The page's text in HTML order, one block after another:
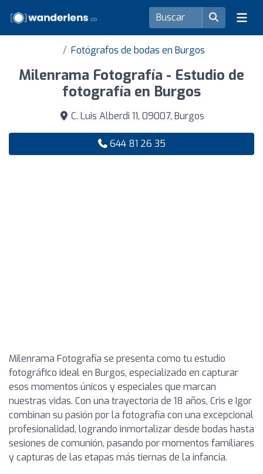
Fotógrafos de bodas en Burgos
Milenrama Fotografía - Estudio de
fotografía en Burgos
C. Luis Alberdi 11, 09007, Burgos
644 81 26 35
Milenrama Fotografía se presenta como tu estudio
fotográfico ideal en Burgos, especializado en capturar
esos momentos únicos y especiales que marcan
nuestras vidas. Con una trayectoria de 18 años, Cris e Igor
combinan su pasión por la fotografía con una excepcional
profesionalidad, logrando inmortalizar desde bodas hasta
sesiones de comunión, pasando por momentos familiares
y capturas de las etapas más tiernas de la infancia.